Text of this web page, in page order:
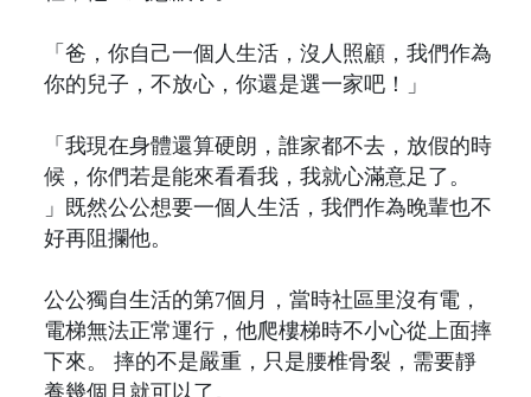
「爸，你自己一個人生活，沒人照顧，我們作為
你的兒子，不放心，你還是選一家吧！」
「我現在身體還算硬朗，誰家都不去，放假的時
候，你們若是能來看看我，我就心滿意足了。
」既然公公想要一個人生活，我們作為晚輩也不
好再阻攔他。
公公獨自生活的第7個月，當時社區里沒有電，
電梯無法正常運行，他爬樓梯時不小心從上面摔
下來。 摔的不是嚴重，只是腰椎骨裂，需要靜
養幾個月就可以了。